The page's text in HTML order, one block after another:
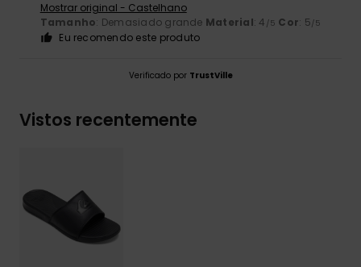
Mostrar original - Castelhano
Tamanho: Demasiado grande Material: 4 /5 Cor: 5/5
Eu recomendo este produto
Verificado por TrustVille
Vistos recentemente